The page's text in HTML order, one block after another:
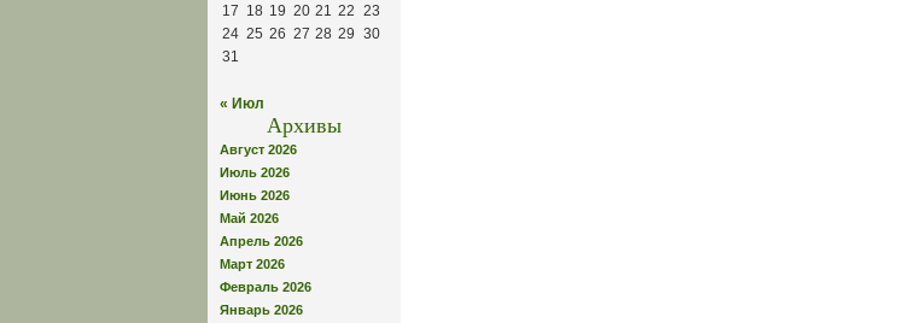
17 18 19 20 21 22 23
24 25 26 27 28 29 30
31
« Июл
Архивы
Август 2026
Июль 2026
Июнь 2026
Май 2026
Апрель 2026
Март 2026
Февраль 2026
Январь 2026